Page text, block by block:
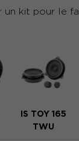
un kit pour le
IS TOY 165
TWU